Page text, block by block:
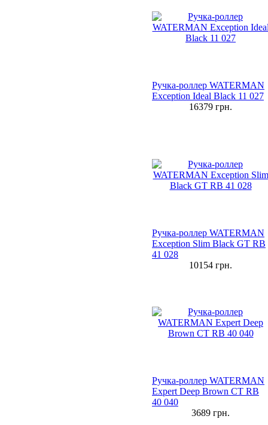
Ручка-роллер WATERMAN
Exception Ideal Black 11 027
16379 грн.
Ручка-роллер WATERMAN
Exception Slim Black GT RB
41 028
10154 грн.
Ручка-роллер WATERMAN
Expert Deep Brown CT RB
40 040
3689 грн.